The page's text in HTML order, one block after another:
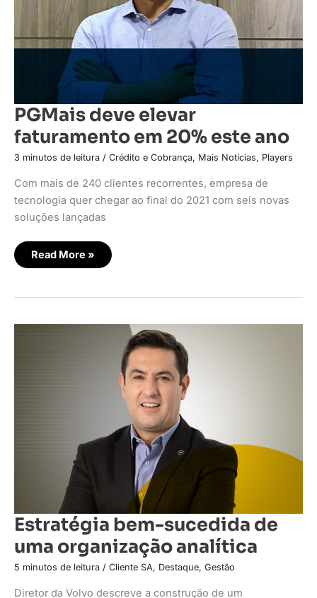
PGMais deve elevar
faturamento em 20% este ano
3 minutos de leitura / Crédito e Cobrança, Mais Notícias, Players
Com mais de 240 clientes recorrentes, empresa de
tecnologia quer chegar ao final do 2021 com seis novas
soluções lançadas
Read More »
Estratégia bem-sucedida de
uma organização analítica
5 minutos de leitura / Cliente SA, Destaque, Gestão
Diretor da Volvo descreve a construção de um
Estratégia